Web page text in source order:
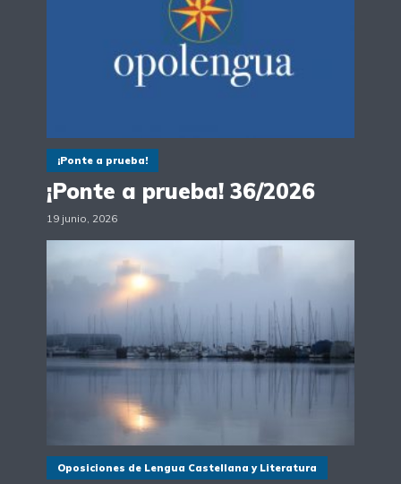
¡Ponte a prueba!
¡Ponte a prueba! 36/2026
19 junio, 2026
Oposiciones de Lengua Castellana y Literatura